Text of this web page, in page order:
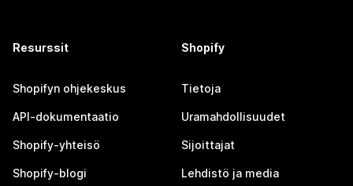
Resurssit
Shopifyn ohjekeskus
API-dokumentaatio
Shopify-yhteisö
Shopify-blogi
Shopify
Tietoja
Uramahdollisuudet
Sijoittajat
Lehdistö ja media